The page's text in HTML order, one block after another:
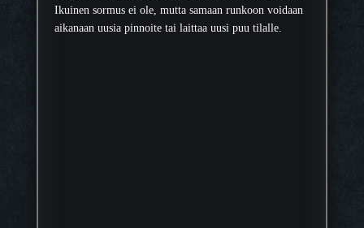
Ikuinen sormus ei ole, mutta samaan runkoon voidaan
aikanaan uusia pinnoite tai laittaa uusi puu tilalle.